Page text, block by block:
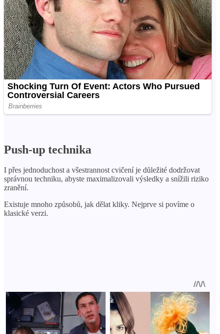
Push-up technika
I přes jednoduchost a všestrannost cvičení je důležité dodržovat
správnou techniku, abyste maximalizovali výsledky a snížili riziko
zranění.
Existuje mnoho způsobů, jak dělat kliky. Nejprve si povíme o
klasické verzi.